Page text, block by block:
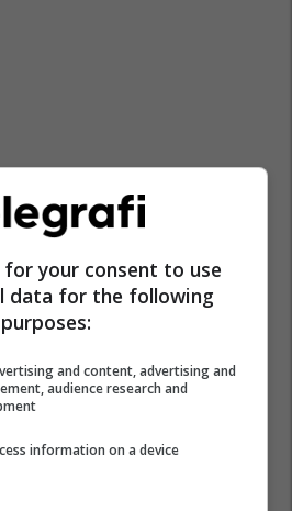
Shqiptare
for your consent to use
data for the following
purposes:
and content, advertising and
audience research and
information on a device